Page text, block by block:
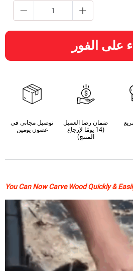
على الفور
توصيل مجاني في
غضون يومين
ضمان رضا العميل
(14 يومًا لإرجاع
المنتج)
You Can Now Carve Wood Quickly &